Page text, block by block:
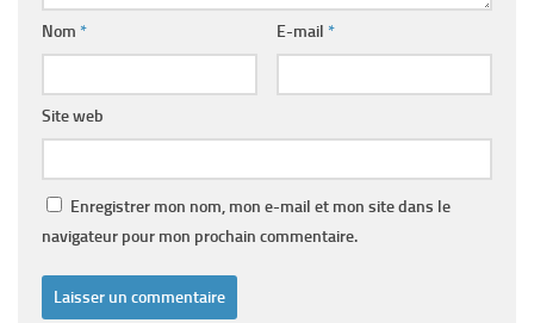
Nom * E-mail *
Site web
Enregistrer mon nom, mon e-mail et mon site dans le
navigateur pour mon prochain commentaire.